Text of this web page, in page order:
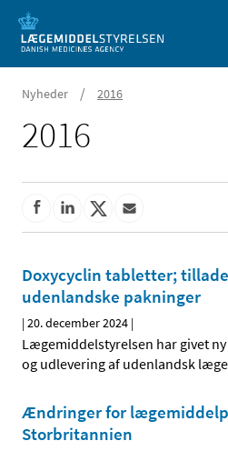
Nyheder / 2016
2016
Doxycyclin tabletter;
udenlandske pakninger
|20. december 2024 |
Lægemiddelstyrelsen har givet
og udlevering af udenlandsk
Ændringer for
Storbritannien